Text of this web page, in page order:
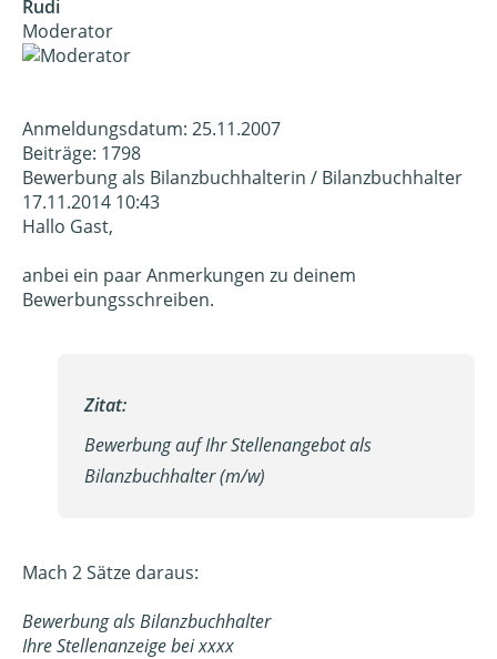
Rudi
Moderator
Anmeldungsdatum: 25.11.2007
Beiträge: 1798
Bewerbung als Bilanzbuchhalterin / Bilanzbuchhalter
17.11.2014 10:43
Hallo Gast,
anbei ein paar Anmerkungen zu deinem
Bewerbungsschreiben.
Zitat:
Bewerbung auf Ihr Stellenangebot als
Bilanzbuchhalter (m/w)
Mach 2 Sätze daraus:
Bewerbung als Bilanzbuchhalter
Ihre Stellenanzeige bei xxxx